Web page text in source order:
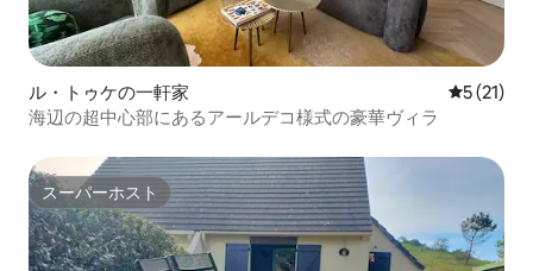
ル・トゥケの一軒家 レビュー
5 (21)
海辺の超中心部にあるアールデコ様式の豪華ヴィラ
スーパーホスト
スーパーホスト